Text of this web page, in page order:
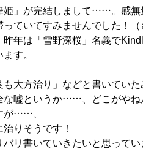
」が完結しまして……。感
ていてすみませんでした！（
昨年は「雪野深桜」名義で
す。
大方治り」などと書いてい
嘘というか……、どこがや
が……、
りそうです！
リ書いていきたいと思ってい